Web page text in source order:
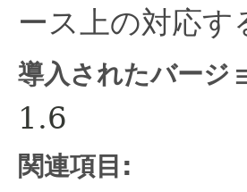
ース上の対応
導入されたバージ
1.6
関連項目: